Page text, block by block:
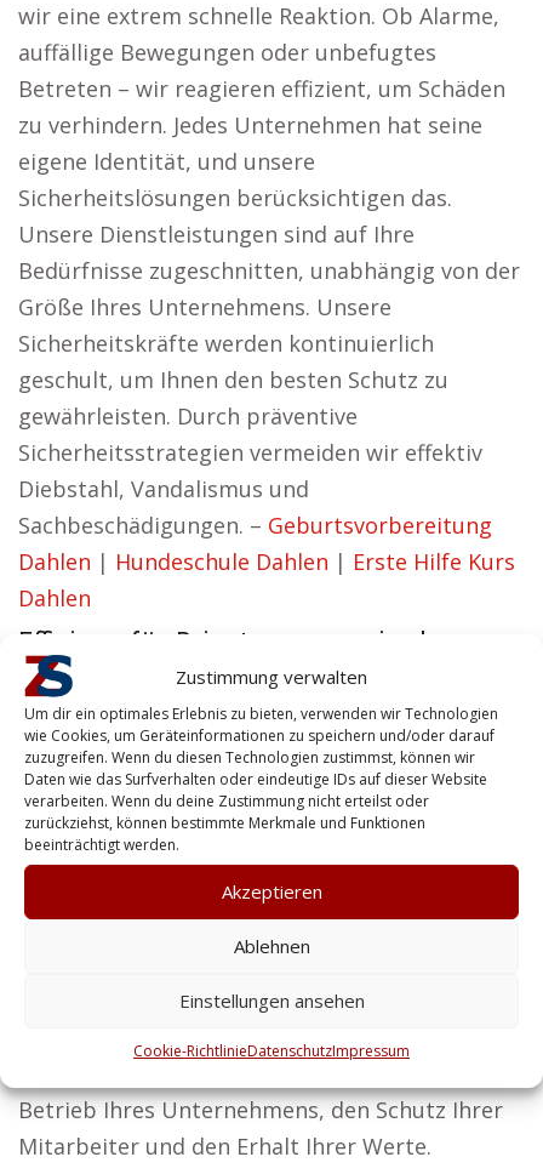
Zustimmung verwalten
Um dir ein optimales Erlebnis zu bieten, verwenden wir Technologien
wie Cookies, um Geräteinformationen zu speichern und/oder darauf
zuzugreifen. Wenn du diesen Technologien zustimmst, können wir
Daten wie das Surfverhalten oder eindeutige IDs auf dieser Website
verarbeiten. Wenn du deine Zustimmung nicht erteilst oder
zurückziehst, können bestimmte Merkmale und Funktionen
beeinträchtigt werden.
Akzeptieren
Ablehnen
Einstellungen ansehen
Cookie-RichtlinieDatenschutzImpressum
wir eine extrem schnelle Reaktion. Ob Alarme,
auffällige Bewegungen oder unbefugtes
Betreten – wir reagieren effizient, um Schäden
zu verhindern. Jedes Unternehmen hat seine
eigene Identität, und unsere
Sicherheitslösungen berücksichtigen das.
Unsere Dienstleistungen sind auf Ihre
Bedürfnisse zugeschnitten, unabhängig von der
Größe Ihres Unternehmens. Unsere
Sicherheitskräfte werden kontinuierlich
geschult, um Ihnen den besten Schutz zu
gewährleisten. Durch präventive
Sicherheitsstrategien vermeiden wir effektiv
Diebstahl, Vandalismus und
Sachbeschädigungen. – Geburtsvorbereitung
Dahlen | Hundeschule Dahlen | Erste Hilfe Kurs
Dahlen
Effizienz für Privatpersonen in der
Nähe von Dahlen
Ina aus Dahlen vertritt die Ansicht:
Wir möchten Sicherheitslösungen anbieten, die
durch Zuverlässigkeit und Effektivität
überzeugen.
Wir schützen nicht nur Unternehmen, sondern
auch Privatkunden. Ob Personenschutz oder
Sicherheit ist der Ausgangspunkt für Erfolg –
eine Überzeugung, die wir bei Zentralschutz
Betrieb Ihres Unternehmens, den Schutz Ihrer
Mitarbeiter und den Erhalt Ihrer Werte.